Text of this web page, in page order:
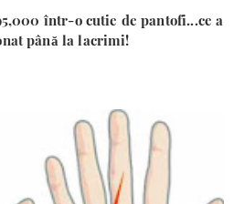
într-o cutie de pantofi...ce a
până la lacrimi!